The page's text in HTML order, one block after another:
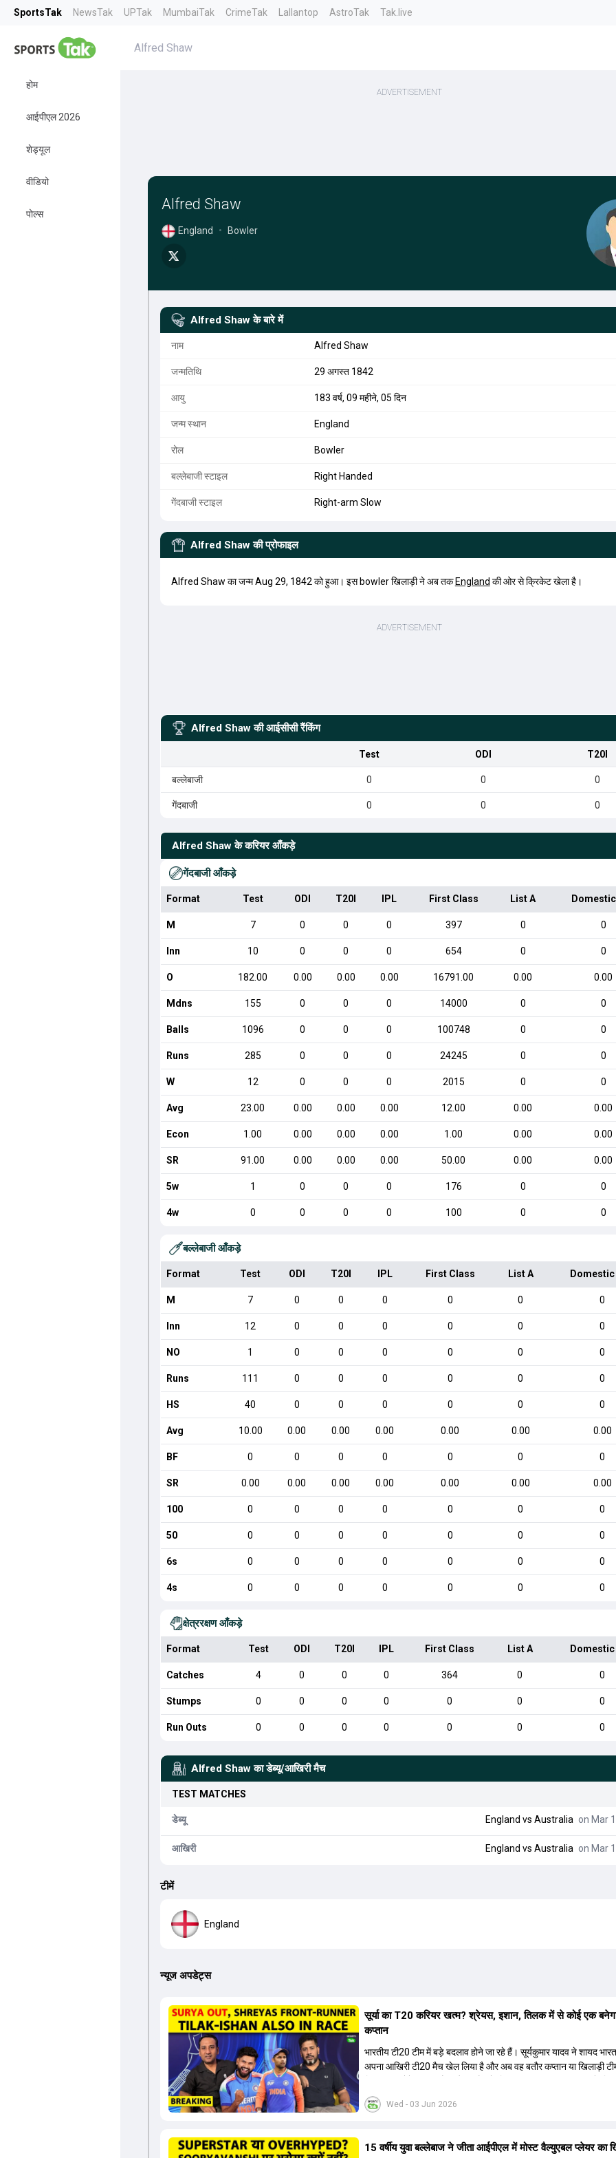
SportsTak NewsTak UPTak MumbaiTak CrimeTak Lallantop AstroTak Tak.live
होम
आईपीएल 2026
शेड्यूल
वीडियो
पोल्स
Alfred Shaw
Alfred Shaw
England • Bowler
Alfred Shaw के बारे में
नाम Alfred Shaw
जन्मतिथि 29 अगस्त 1842
आयु 183 वर्ष, 09 महीने, 05 दिन
जन्म स्थान England
रोल Bowler
बल्लेबाजी स्टाइल Right Handed
गेंदबाजी स्टाइल Right-arm Slow
Alfred Shaw की प्रोफाइल
Alfred Shaw का जन्म Aug 29, 1842 को हुआ। इस bowler खिलाड़ी ने अब तक England की ओर से क्रिकेट खेला है।
Alfred Shaw की आईसीसी रैंकिंग
Test ODI T20I
बल्लेबाजी 0 0 0
गेंदबाजी 0 0 0
Alfred Shaw के करियर आँकड़े
गेंदबाजी आँकड़े
Format Test ODI T20I IPL First Class List A
M 7 0 0 0 397 0 0
Inn 10 0 0 0 654 0 0
O 182.00 0.00 0.00 0.00 16791.00 0.00 0.00
Mdns 155 0 0 0 14000 0 0
Balls 1096 0 0 0 100748 0 0
Runs 285 0 0 0 24245 0 0
W 12 0 0 0 2015 0 0
Avg 23.00 0.00 0.00 0.00 12.00 0.00 0.00
Econ 1.00 0.00 0.00 0.00 1.00 0.00 0.00
SR 91.00 0.00 0.00 0.00 50.00 0.00 0.00
5w 1 0 0 0 176 0 0
4w 0 0 0 0 100 0 0
बल्लेबाजी आँकड़े
Format Test ODI T20I IPL First Class List A
M 7 0 0 0 0 0 0
Inn 12 0 0 0 0 0 0
NO 1 0 0 0 0 0 0
Runs 111 0 0 0 0 0 0
HS 40 0 0 0 0 0 0
Avg 10.00 0.00 0.00 0.00 0.00 0.00 0.00
BF 0 0 0 0 0 0 0
SR 0.00 0.00 0.00 0.00 0.00 0.00 0.00
100 0 0 0 0 0 0 0
50 0 0 0 0 0 0 0
6s 0 0 0 0 0 0 0
4s 0 0 0 0 0 0 0
क्षेत्ररक्षण आँकड़े
Format Test ODI T20I IPL First Class List A
Catches 4 0 0 0 364 0 0
Stumps 0 0 0 0 0 0 0
Run Outs 0 0 0 0 0 0 0
Alfred Shaw का डेब्यू/आखिरी मैच
TEST MATCHES
डेब्यू England vs Australia on Mar
आखिरी England vs Australia on Mar
टीमें
England
न्यूज अपडेट्स
Wed - 03 Jun 2026
सूर्या का T20 करियर खत्म? श्रेयस, इशान, तिलक में से कोई एक
कप्तान
भारतीय टी20 टीम में बड़े बदलाव होने जा रहे हैं। सूर्यकुमार यादव ने शायद
अपना आखिरी टी20 मैच खेल लिया है और अब वह बतौर कप्तान या खिलाड़ी
की तलाश जारी है। इस रेस में श्रेयस अय्यर सबसे आगे चल रहे हैं। उनके
किशन और तिलक वर्मा भी कप्तानी के दावेदार हैं। अक्षर पटेल इस रेस में काफी
और संजू सैमसन पहली पसंद होंगे। इसके अलावा नीतीश रेड्डी को बतौर
15 वर्षीय युवा बल्लेबाज ने जीता आईपीएल में मोस्ट वैल्युएबल प्लेयर का